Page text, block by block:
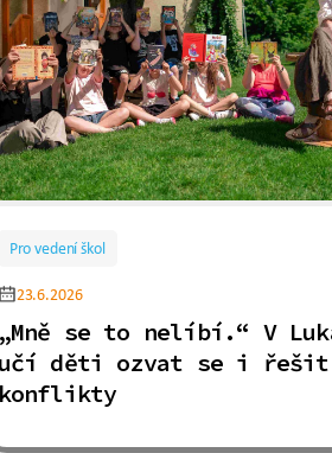
Pro vedení škol
23.6.2026
„Mně se to nelíbí.“ V
učí děti ozvat se i řešit
konflikty